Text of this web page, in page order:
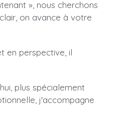
», nous cherchons
on avance à votre
en perspective, il
plus spécialement
j'accompagne